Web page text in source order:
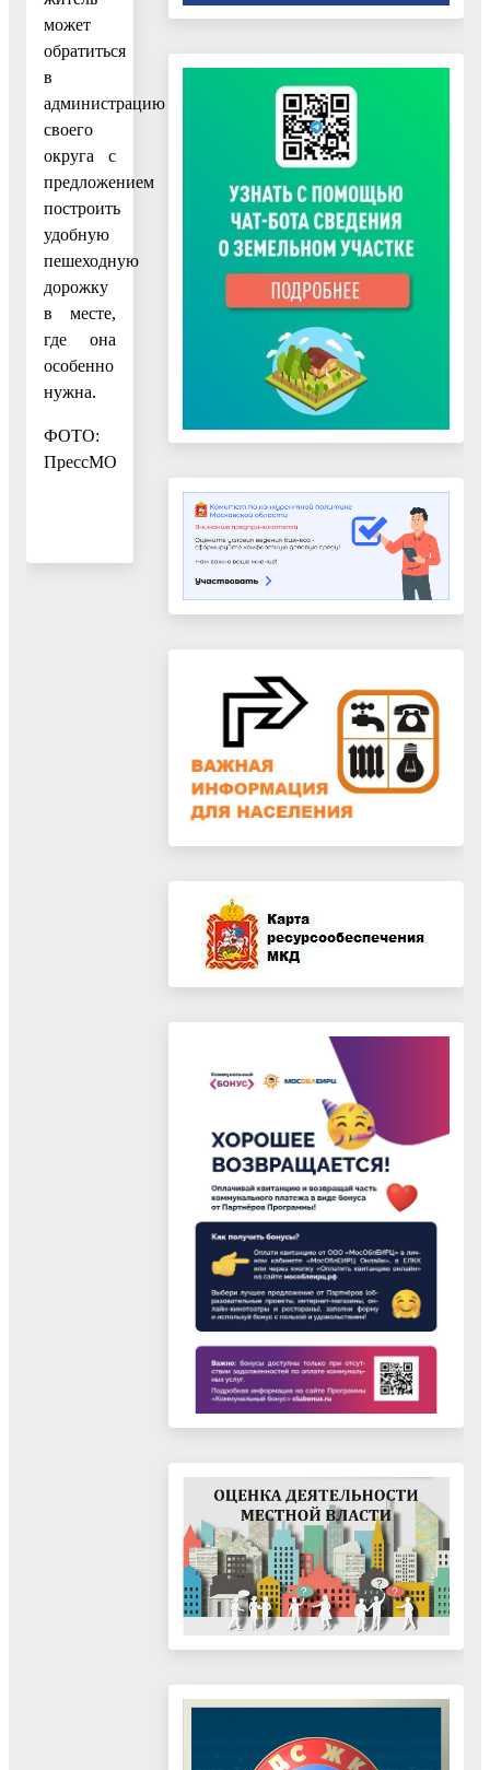
может
обратиться
в
администрацию
своего
округа с
предложением
построить
удобную
пешеходную
дорожку
в месте,
где она
особенно
нужна.
ФОТО:
ПрессМО